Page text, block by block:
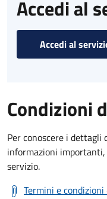
Accedi al
Accedi al
Condizioni
Per conoscere i dettagli
informazioni
servizio.
Termini e